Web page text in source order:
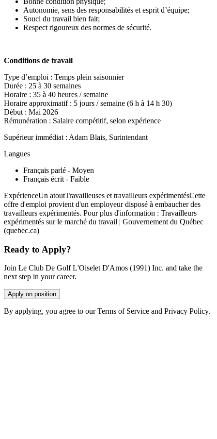
Autonomie, sens des responsabilités et esprit d’équipe;
Souci du travail bien fait;
Respect rigoureux des normes de sécurité.
Conditions de travail
Type d’emploi : Temps plein saisonnier
Durée : 25 à 30 semaines
Horaire : 35 à 40 heures / semaine
Horaire approximatif : 5 jours / semaine (6 h à 14 h 30)
Début : Mai 2026
Rémunération : Salaire compétitif, selon expérience
Supérieur immédiat : Adam Blais, Surintendant
Langues
Français parlé - Moyen
Français écrit - Faible
ExpérienceUn atoutTravailleuses et travailleurs expérimentésCette
offre d'emploi provient d'un employeur disposé à embaucher des
travailleurs expérimentés. Pour plus d'information : Travailleurs
expérimentés sur le marché du travail | Gouvernement du Québec
(quebec.ca)
Ready to Apply?
Join Le Club De Golf L'Oiselet D'Amos (1991) Inc. and take the
next step in your career.
Apply on position
By applying, you agree to our Terms of Service and Privacy Policy.